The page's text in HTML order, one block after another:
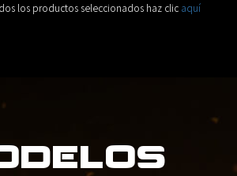
los productos seleccionados haz clic aquí